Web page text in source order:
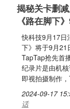
揭秘关卡删
《路在脚下
快科技9月17日
下》将于9月21
TapTap抢先首
纪录片是由机
即视拍摄制作
2024-09-17
话